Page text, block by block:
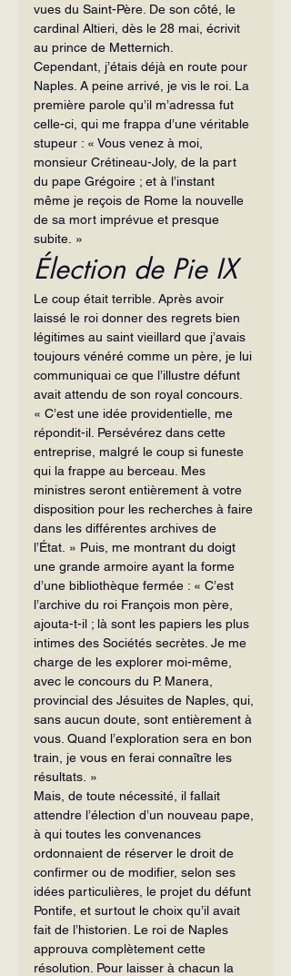
vues du Saint-Père. De son côté, le
cardinal Altieri, dès le 28 mai, écrivit
au prince de Metternich.
Cependant, j’étais déjà en route pour
Naples. A peine arrivé, je vis le roi. La
première parole qu’il m’adressa fut
celle-ci, qui me frappa d’une véritable
stupeur : « Vous venez à moi,
monsieur Crétineau-Joly, de la part
du pape Grégoire ; et à l’instant
même je reçois de Rome la nouvelle
de sa mort imprévue et presque
subite. »
Élection de Pie IX
Le coup était terrible. Après avoir
laissé le roi donner des regrets bien
légitimes au saint vieillard que j’avais
toujours vénéré comme un père, je lui
communiquai ce que l’illustre défunt
avait attendu de son royal concours.
« C’est une idée providentielle, me
répondit-il. Persévérez dans cette
entreprise, malgré le coup si funeste
qui la frappe au berceau. Mes
ministres seront entièrement à votre
disposition pour les recherches à faire
dans les différentes archives de
l’État. » Puis, me montrant du doigt
une grande armoire ayant la forme
d’une bibliothèque fermée : « C’est
l’archive du roi François mon père,
ajouta-t-il ; là sont les papiers les plus
intimes des Sociétés secrètes. Je me
charge de les explorer moi-même,
avec le concours du P. Manera,
provincial des Jésuites de Naples, qui,
sans aucun doute, sont entièrement à
vous. Quand l’exploration sera en bon
train, je vous en ferai connaître les
résultats. »
Mais, de toute nécessité, il fallait
attendre l’élection d’un nouveau pape,
à qui toutes les convenances
ordonnaient de réserver le droit de
confirmer ou de modifier, selon ses
idées particulières, le projet du défunt
Pontife, et surtout le choix qu’il avait
fait de l’historien. Le roi de Naples
approuva complètement cette
résolution. Pour laisser à chacun la